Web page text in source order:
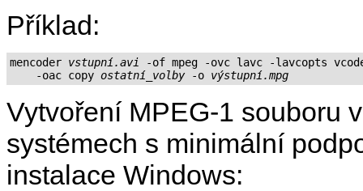
Příklad:
mencoder vstupní.avi -of mpeg -ovc lavc -lavcopts
    -oac copy
ostatní_volby -o výstupní.mpg
Vytvoření MPEG-1 souboru
systémech s minimální
instalace Windows: